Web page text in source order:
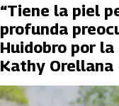
“Tiene la piel
profunda
Huidobro por
Kathy Orellana